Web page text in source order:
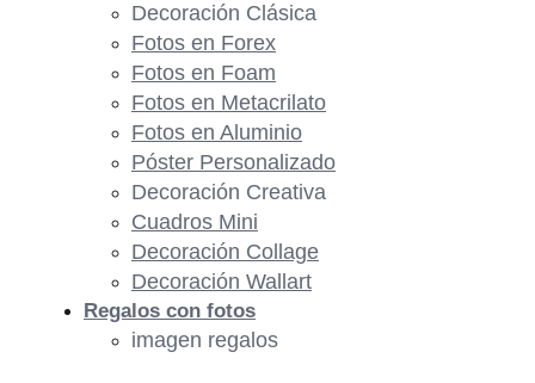
Decoración Clásica
Fotos en Forex
Fotos en Foam
Fotos en Metacrilato
Fotos en Aluminio
Póster Personalizado
Decoración Creativa
Cuadros Mini
Decoración Collage
Decoración Wallart
Regalos con fotos
imagen regalos